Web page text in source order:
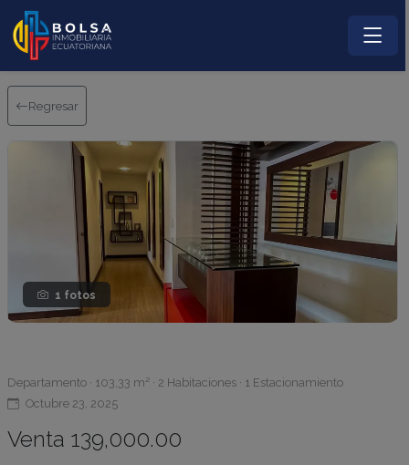
Regresar
1 fotos
Departamento · 103,33 m² · 2 Habitaciones · 1 Estacionamiento
Octubre 23, 2025
Venta 139,000.00